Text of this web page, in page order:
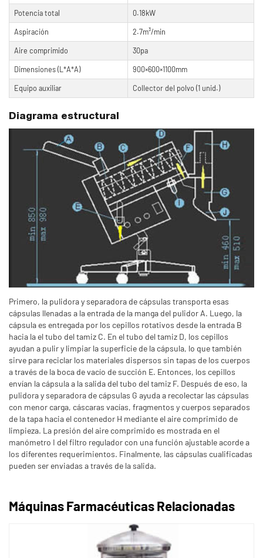
Potencia total
0.18kW
Aspiración
2.7m³/min
Aire comprimido
30pa
Dimensiones (L*A*A)
900×600×1100mm
Equipo auxiliar
Collector del polvo (1 unid.)
Diagrama estructural
Primero, la pulidora y separadora de cápsulas transporta esas
cápsulas llenadas a la entrada de la manga del pulidor A. Luego, la
cápsula es entregada por los cepillos rotativos desde la entrada B
hacia la el tubo del tamiz C. En el tubo del tamiz D, los cepillos
ayudan a pulir y limpiar la superficie de la cápsula, lo que también
sirve para reciclar los materiales dispersos sin tapas de los cuerpos
a través de la boca de vacío de succión E. Entonces, los cepillos
envían la cápsula a la salida del tubo del tamiz F. Después de eso, la
pulidora y separadora de cápsulas G ayuda a recolectar las cápsulas
con menor carga, cáscaras vacías, fragmentos y cuerpos separados
de la tapa hacia el contenedor H mediante el aire comprimido de
limpieza. La presión del aire comprimido es mostrada en el
manómetro I del filtro regulador con una función ajustable acorde a
los diferentes requerimientos. Finalmente, las cápsulas cualificadas
pueden ser enviadas a través de la salida.
Máquinas Farmacéuticas Relacionadas